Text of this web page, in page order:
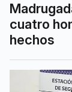
cuatro
hechos